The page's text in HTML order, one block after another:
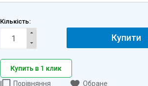
Кількість:
Купити
Купить в 1 клик
Порівняння
Обране